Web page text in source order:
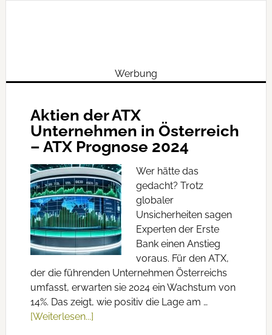
Werbung
Aktien der ATX
Unternehmen in Österreich
– ATX Prognose 2024
Wer hätte das
gedacht? Trotz
globaler
Unsicherheiten sagen
Experten der Erste
Bank einen Anstieg
voraus. Für den ATX,
der die führenden Unternehmen Österreichs
umfasst, erwarten sie 2024 ein Wachstum von
14%. Das zeigt, wie positiv die Lage am …
[Weiterlesen...]